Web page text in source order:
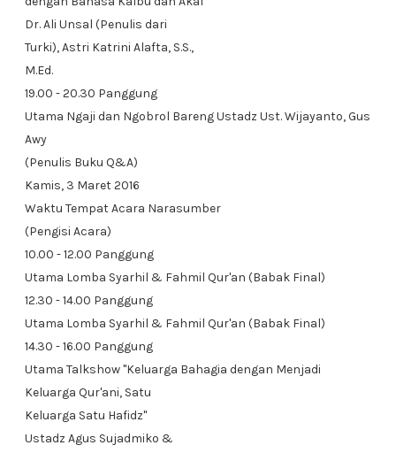
Dr. Ali Unsal (Penulis dari
Turki), Astri Katrini Alafta, S.S.,
M.Ed.
19.00 - 20.30 Panggung
Utama Ngaji dan Ngobrol Bareng Ustadz Ust. Wijayanto, Gus
Awy
(Penulis Buku Q&A)
Kamis, 3 Maret 2016
Waktu Tempat Acara Narasumber
(Pengisi Acara)
10.00 - 12.00 Panggung
Utama Lomba Syarhil & Fahmil Qur'an (Babak Final)
12.30 - 14.00 Panggung
Utama Lomba Syarhil & Fahmil Qur'an (Babak Final)
14.30 - 16.00 Panggung
Utama Talkshow "Keluarga Bahagia dengan Menjadi
Keluarga Qur'ani, Satu
Keluarga Satu Hafidz"
Ustadz Agus Sujadmiko &